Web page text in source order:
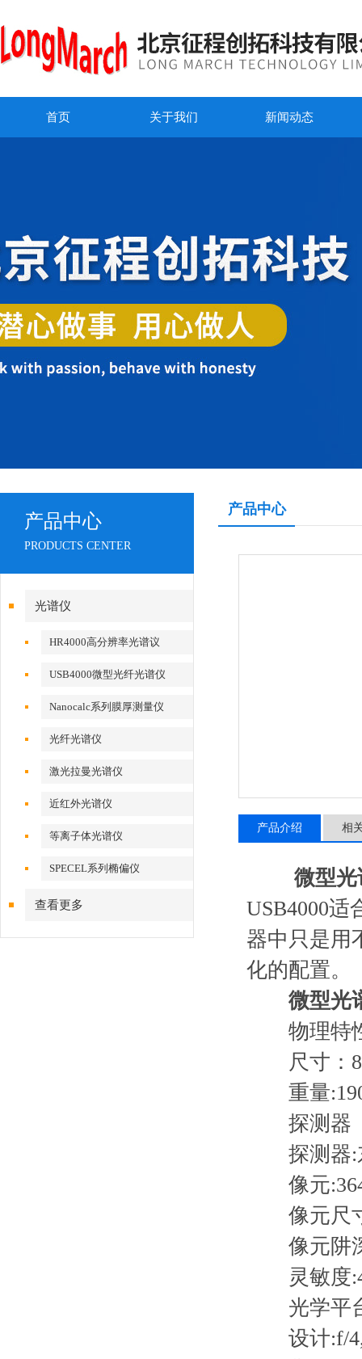
首页 关于我们 新闻动态
产品中心
PRODUCTS CENTER
光谱仪
HR4000高分辨率光谱议
USB4000微型光纤光谱仪
Nanocalc系列膜厚测量仪
光纤光谱仪
激光拉曼光谱仪
近红外光谱仪
等离子体光谱仪
SPECEL系列椭偏仪
查看更多
产品中心
产品介绍 相
微型
USB4000
器中只是用
化的配置。
微型光
物理特
尺寸：
重量
探测器
探测器:东
像元
像元尺寸
像元阱深
灵敏度
光学平
设计:f/4,